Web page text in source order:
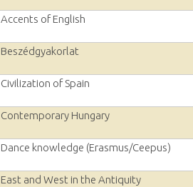
Accents of English
Beszédgyakorlat
Civilization of Spain
Contemporary Hungary
Dance knowledge (Erasmus/Ceepus)
East and West in the Antiquity